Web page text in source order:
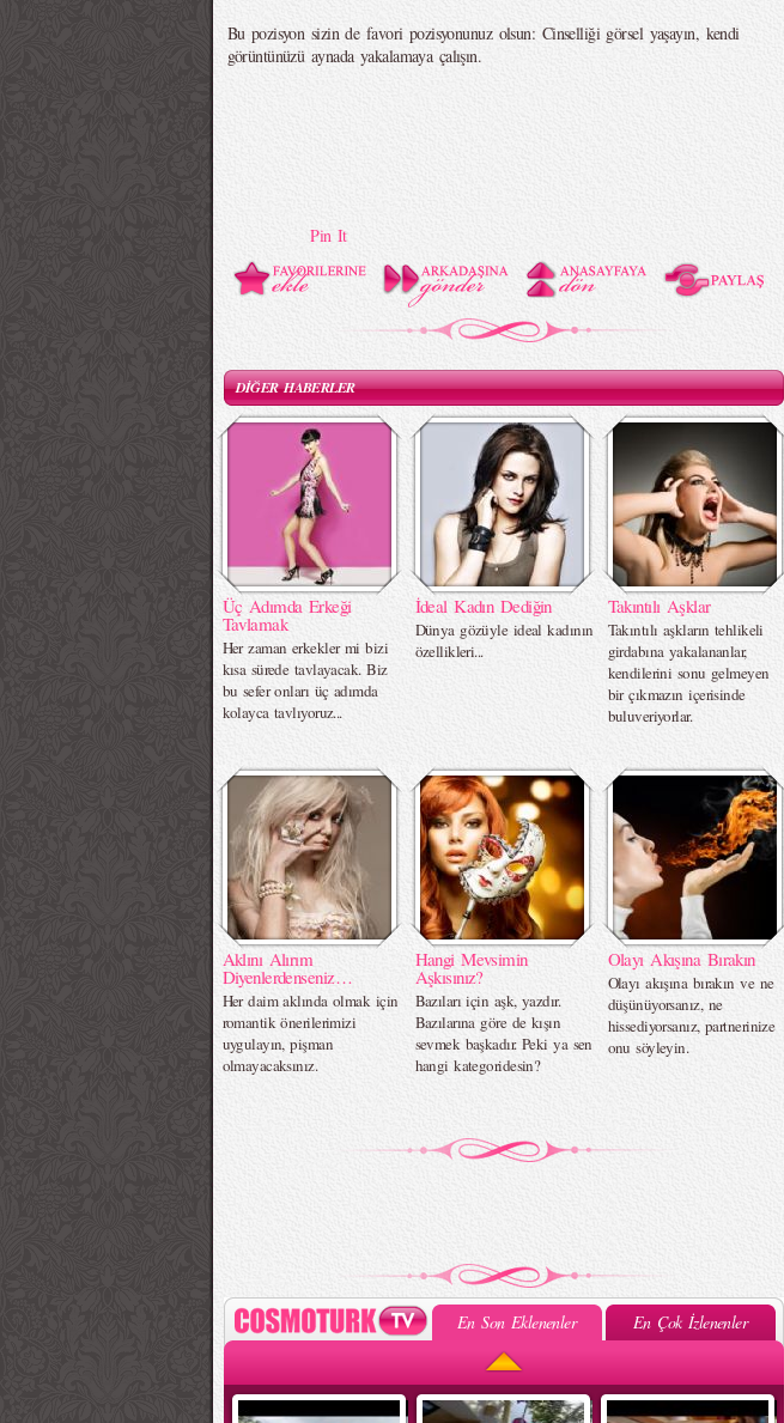
Bu pozisyon sizin de favori pozisyonunuz olsun: Cinselliği görsel yaşayın, kendi
görüntünüzü aynada yakalamaya çalışın.
Pin It
DİĞER HABERLER
Üç Adımda Erkeği
Tavlamak
Her zaman erkekler mi bizi
kısa sürede tavlayacak. Biz
bu sefer onları üç adımda
kolayca tavlıyoruz...
İdeal Kadın Dediğin
Dünya gözüyle ideal kadının
özellikleri...
Takıntılı Aşklar
Takıntılı aşkların tehlikeli
girdabına yakalananlar,
kendilerini sonu gelmeyen
bir çıkmazın içerisinde
buluveriyorlar.
Aklını Alırım
Diyenlerdenseniz…
Her daim aklında olmak için
romantik önerilerimizi
uygulayın, pişman
olmayacaksınız.
Hangi Mevsimin
Aşkısınız?
Bazıları için aşk, yazdır.
Bazılarına göre de kışın
sevmek başkadır. Peki ya sen
hangi kategoridesin?
Olayı Akışına Bırakın
Olayı akışına bırakın ve ne
düşünüyorsanız, ne
hissediyorsanız, partnerinize
onu söyleyin.
En Son Eklenenler En Çok İzlenenler